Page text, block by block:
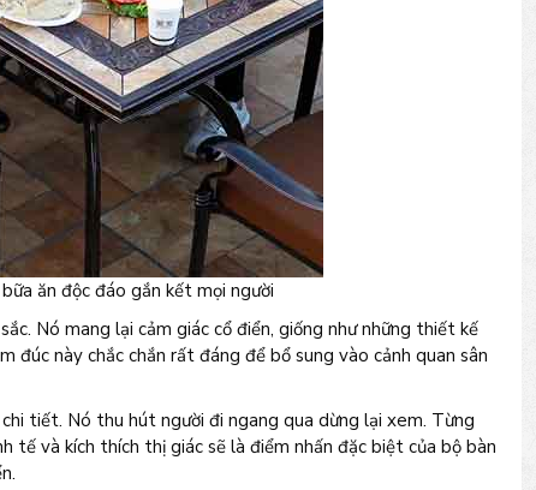
ăn độc đáo gắn kết mọi người
Nó mang lại cảm giác cổ điển, giống như những thiết kế
đúc này chắc chắn rất đáng để bổ sung vào cảnh quan sân
tiết. Nó thu hút người đi ngang qua dừng lại xem. Từng
và kích thích thị giác sẽ là điểm nhấn đặc biệt của bộ bàn